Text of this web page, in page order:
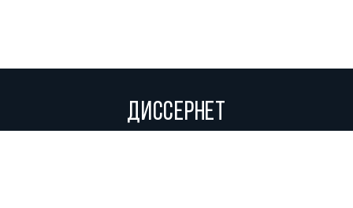
ДИССЕРНЕТ